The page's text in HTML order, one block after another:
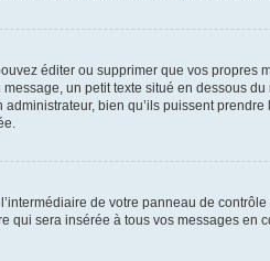
éditer ou supprimer que vos
un petit texte situé en dessous
administrateur, bien qu’ils puissent
de votre panneau de
qui sera insérée à tous vos messages